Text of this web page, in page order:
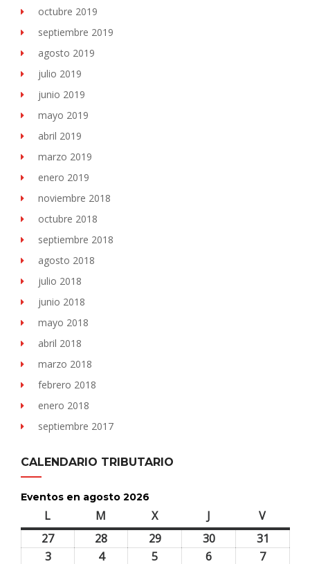
octubre 2019
septiembre 2019
agosto 2019
julio 2019
junio 2019
mayo 2019
abril 2019
marzo 2019
enero 2019
noviembre 2018
octubre 2018
septiembre 2018
agosto 2018
julio 2018
junio 2018
mayo 2018
abril 2018
marzo 2018
febrero 2018
enero 2018
septiembre 2017
CALENDARIO TRIBUTARIO
Eventos en agosto 2026
L M Xmiércoles J Vviernes
2727
28 2929
3030
31
33 44 5 6 77